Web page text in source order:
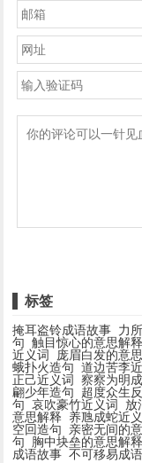
标签
掩耳盗铃成语故事 力
句
触目惊心的意思解释
近义词
庞眉白发的意
蛾扑火造句
道边苦李
正己近义词
察察为明
翩少年造句
超度众生
句
哀吹豪竹近义词 放
意思解释
养虺成蛇近
空回造句
亲密无间的
句
胸中块垒的意思解释
成语故事 不可移易成